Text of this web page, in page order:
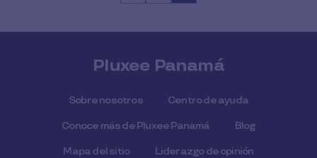
Pluxee Panamá
Sobre nosotros Centro de ayuda
Conoce más de Pluxee Panamá Blog
Mapa del sitio Liderazgo de opinión